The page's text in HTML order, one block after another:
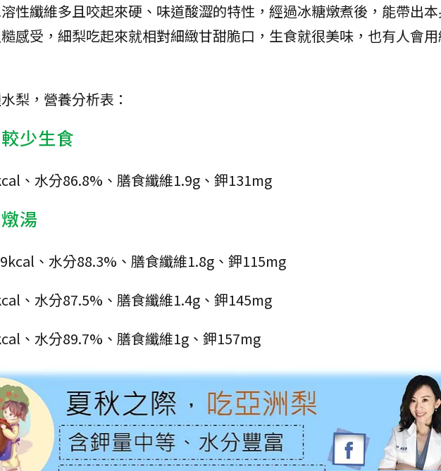
性纖維多且咬起來硬、味道酸澀的特性，經過冰糖燉煮後，能帶出
感受，細梨吃起來就相對細緻甘甜脆口，生食就很美味，也有人會
梨，營養分析表：
少生食
、水分86.8%、膳食纖維1.9g、鉀131mg
湯
、水分88.3%、膳食纖維1.8g、鉀115mg
、水分87.5%、膳食纖維1.4g、鉀145mg
、水分89.7%、膳食纖維1g、鉀157mg